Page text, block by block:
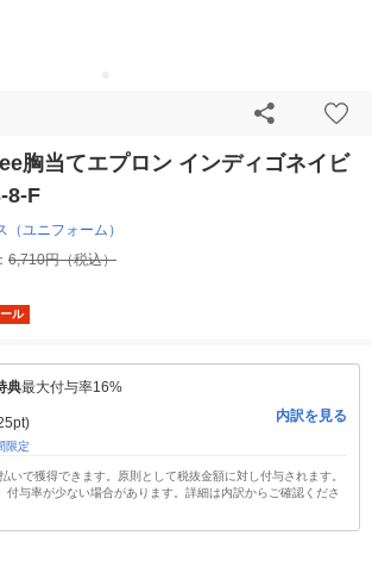
胸当てエプロン インディゴネイビ
8-F
（ユニフォーム）
6,710円（税込）
ル
典最大付与率16%
限定
内訳を見る
いで獲得できます。原則として税抜金額に対し付与されます。
付与率が少ない場合があります。詳細は内訳からご確認くださ